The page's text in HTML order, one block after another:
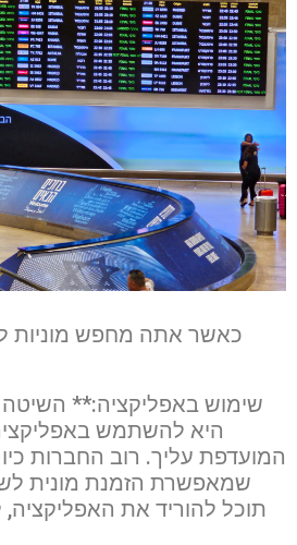
כאשר אתה מחפש מוניות
היא להשתמש
המועדפת עליך. רוב החברות
שמאפשרת הזמנת מונית
תוכל להוריד את